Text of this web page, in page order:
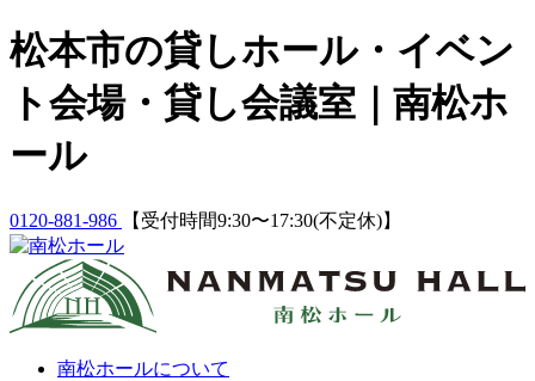
Skip
to
松本市の貸しホール・イベン
ト会場・貸し会議室｜南松ホ
ール
0120-881-986 【受付時間9:30〜17:30(不定休)】
南松ホールについて